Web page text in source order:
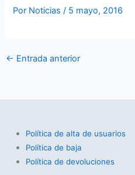
Por Noticias/ 5 mayo, 2016
← Entrada anterior
Política de alta de usuarios
Política de baja
Política de devoluciones